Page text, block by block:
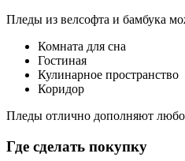
Пледы из велсофта и бамбука
Комната для сна
Гостиная
Кулинарное пространство
Коридор
Пледы отлично дополняют
Где сделать покупку